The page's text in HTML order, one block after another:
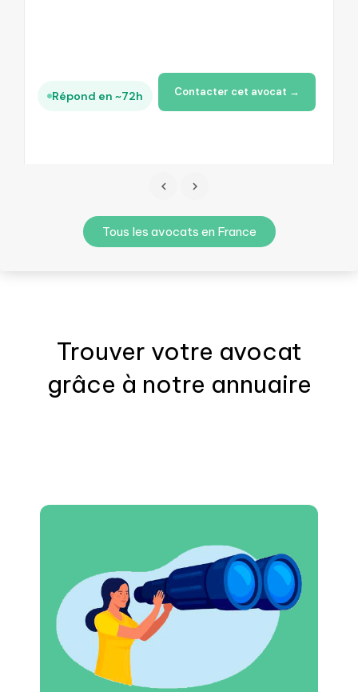
Répond en ~72h Contacter cet avocat →
Tous les avocats en France
Trouver votre avocat
grâce à notre annuaire